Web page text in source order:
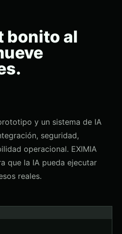
bonito al
y un sistema de IA
seguridad,
operacional. EXIMIA
que la IA pueda ejecutar
reales.